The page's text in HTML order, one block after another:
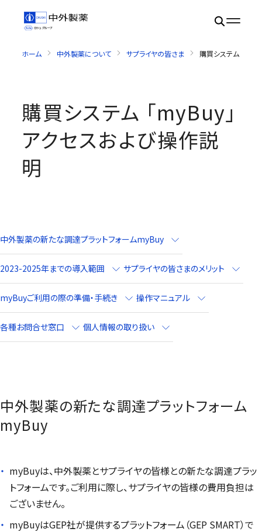
ホーム 中外製薬について サプライヤの皆さま 購買システム 「
購買システム 「myBuy」
アクセスおよび操作説
明
中外製薬の新たな調達プラットフォームmyBuy
2023-2025年までの導入範囲 サプライヤの皆さまのメリット
myBuyご利用の際の準備・手続き 操作マニュアル
各種お問合せ窓口 個人情報の取り扱い
中外製薬の新たな調達プラットフォーム
myBuy
myBuyは、中外製薬とサプライヤの皆様との新たな調達プラッ
トフォームです。ご利用に際し、サプライヤの皆様の費用負担は
ございません。
myBuyはGEP社が提供するプラットフォーム（GEP SMART）で